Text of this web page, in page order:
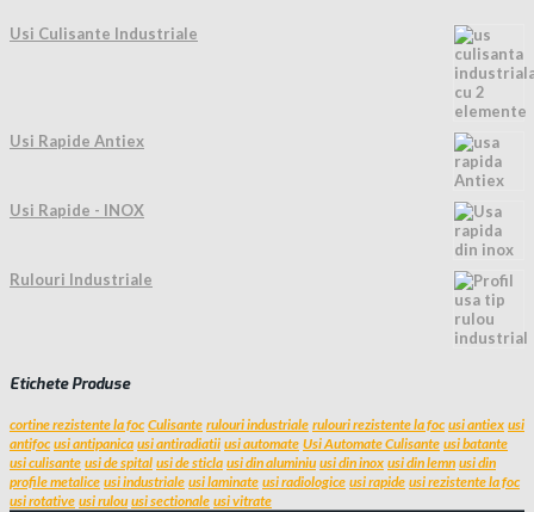
Usi Culisante Industriale
Usi Rapide Antiex
Usi Rapide - INOX
Rulouri Industriale
Etichete Produse
cortine rezistente la foc Culisante rulouri industriale rulouri rezistente la foc usi antiex usi
antifoc usi antipanica usi antiradiatii usi automate Usi Automate Culisante usi batante
usi culisante usi de spital usi de sticla usi din aluminiu usi din inox usi din lemn usi din
profile metalice usi industriale usi laminate usi radiologice usi rapide usi rezistente la foc
usi rotative usi rulou usi sectionale usi vitrate